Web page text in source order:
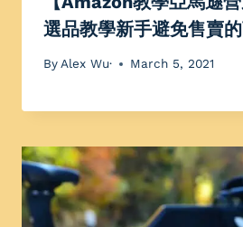
選品教學新手避免售賣
ByAlex Wu· March 5, 2021